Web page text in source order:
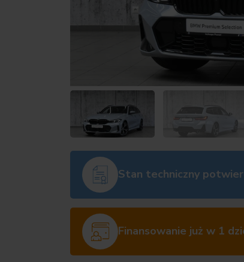
Stan techniczny
Finansowanie już w 1